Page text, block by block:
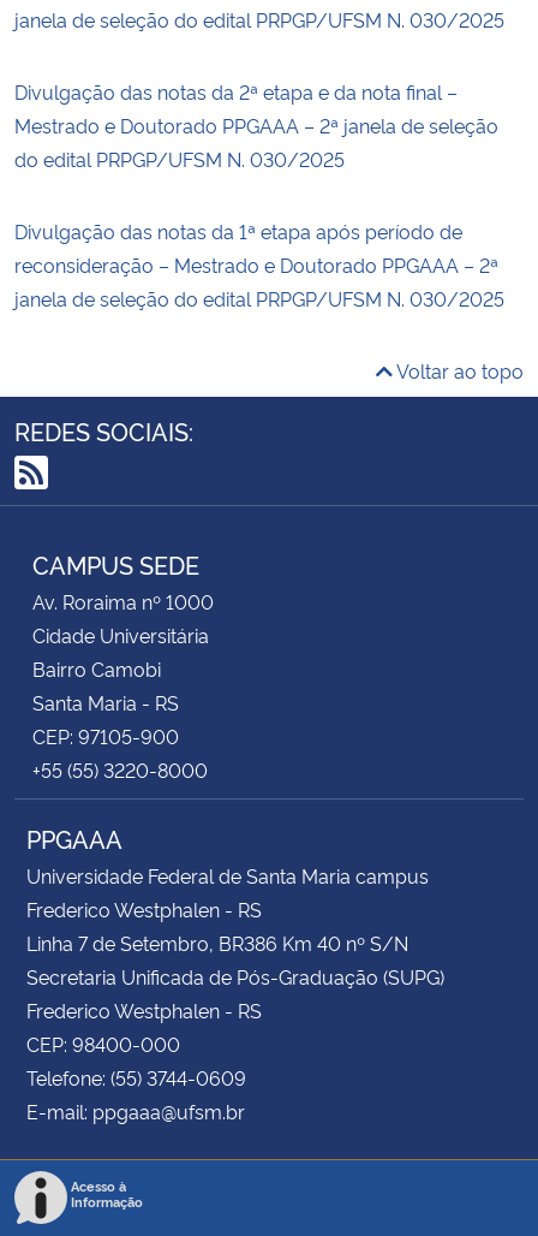
janela de seleção do edital PRPGP/UFSM N. 030/2025
Divulgação das notas da 2ª etapa e da nota final –
Mestrado e Doutorado PPGAAA – 2ª janela de seleção
do edital PRPGP/UFSM N. 030/2025
Divulgação das notas da 1ª etapa após período de
reconsideração – Mestrado e Doutorado PPGAAA – 2ª
janela de seleção do edital PRPGP/UFSM N. 030/2025
Voltar ao topo
REDES SOCIAIS:
RSS
CAMPUS SEDE
Av. Roraima nº 1000
Cidade Universitária
Bairro Camobi
Santa Maria - RS
CEP: 97105-900
+55 (55) 3220-8000
PPGAAA
Universidade Federal de Santa Maria campus
Frederico Westphalen - RS
Linha 7 de Setembro, BR386 Km 40 nº S/N
Secretaria Unificada de Pós-Graduação (SUPG)
Frederico Westphalen - RS
CEP: 98400-000
Telefone: (55) 3744-0609
E-mail: ppgaaa@ufsm.br
Acesso à
Informação